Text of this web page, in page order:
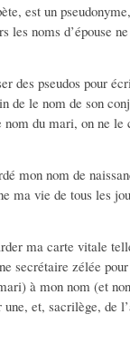
est un
les noms d’épouse
des pseudos pour
de le nom de son
du mari, on ne le
mon nom de
ma vie de tous les
ma carte vitale
secrétaire zélée
à mon nom (et
une, et, sacrilège, de